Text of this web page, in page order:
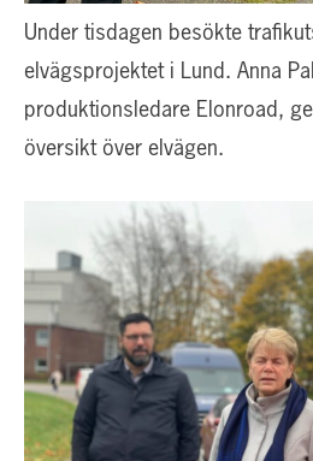
Under tisdagen besökte
elvägsprojektet i Lund. Anna
produktionsledare Elonroad,
översikt över elvägen.